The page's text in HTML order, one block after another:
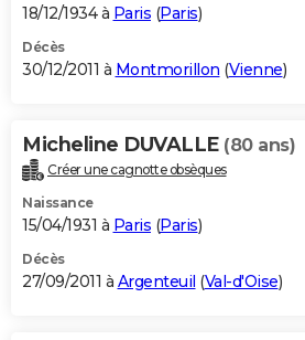
18/12/1934 à Paris (Paris)
Décès
30/12/2011 à Montmorillon (Vienne)
Micheline DUVALLE (80 ans)
Créer une cagnotte obsèques
Naissance
15/04/1931 à Paris (Paris)
Décès
27/09/2011 à Argenteuil (Val-d'Oise)